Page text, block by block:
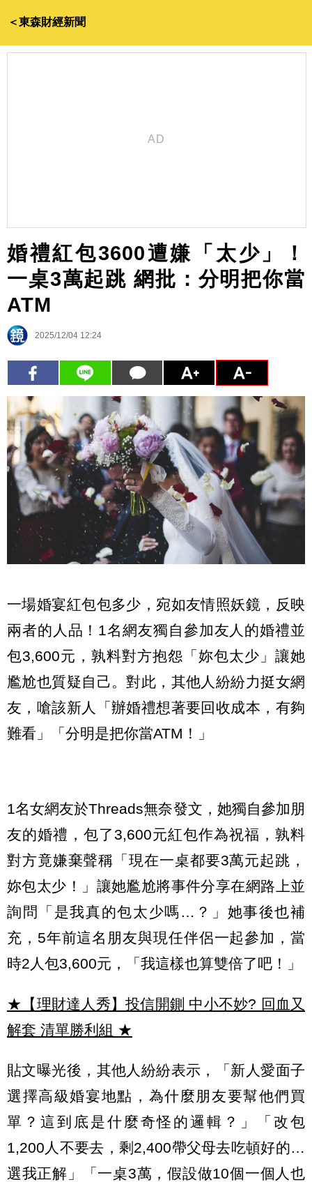
＜東森財經新聞
婚禮紅包3600遭嫌「太少」！
一桌3萬起跳 網批：分明把你當
ATM
2025/12/04 12:24
一場婚宴紅包包多少，宛如友情照妖鏡，反映
兩者的人品！1名網友獨自參加友人的婚禮並
包3,600元，孰料對方抱怨「妳包太少」讓她
尷尬也質疑自己。對此，其他人紛紛力挺女網
友，嗆該新人「辦婚禮想著要回收成本，有夠
難看」「分明是把你當ATM！」
1名女網友於Threads無奈發文，她獨自參加朋
友的婚禮，包了3,600元紅包作為祝福，孰料
對方竟嫌棄聲稱「現在一桌都要3萬元起跳，
妳包太少！」讓她尷尬將事件分享在網路上並
詢問「是我真的包太少嗎…？」她事後也補
充，5年前這名朋友與現任伴侶一起參加，當
時2人包3,600元，「我這樣也算雙倍了吧！」
★【理財達人秀】投信開鍘 中小不妙? 回血又
解套 清單勝利組 ★
貼文曝光後，其他人紛紛表示，「新人愛面子
選擇高級婚宴地點，為什麼朋友要幫他們買
單？這到底是什麼奇怪的邏輯？」「改包
1,200人不要去，剩2,400帶父母去吃頓好的…
選我正解」「一桌3萬，假設做10個一個人也